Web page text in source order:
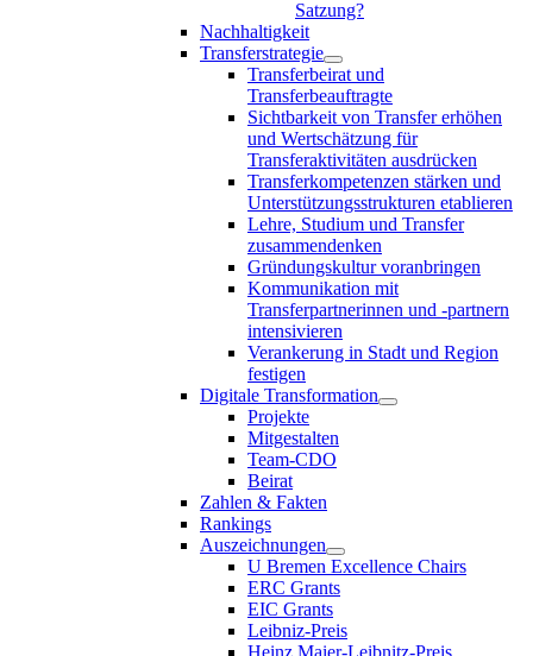
Satzung?
Nachhaltigkeit
Transferstrategie
Transferbeirat und
Transferbeauftragte
Sichtbarkeit von Transfer erhöhen
und Wertschätzung für
Transferaktivitäten ausdrücken
Transferkompetenzen stärken und
Unterstützungsstrukturen etablieren
Lehre, Studium und Transfer
zusammendenken
Gründungskultur voranbringen
Kommunikation mit
Transferpartnerinnen und -partnern
intensivieren
Verankerung in Stadt und Region
festigen
Digitale Transformation
Projekte
Mitgestalten
Team-CDO
Beirat
Zahlen & Fakten
Rankings
Auszeichnungen
U Bremen Excellence Chairs
ERC Grants
EIC Grants
Leibniz-Preis
Heinz Maier-Leibnitz-Preis